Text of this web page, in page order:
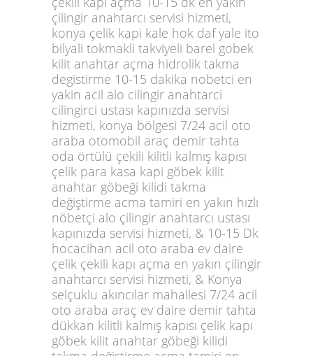
çilingir anahtarcı servisi hizmeti,
konya çelik kapi kale hok daf yale ito
bilyali tokmakli takviyeli barel gobek
kilit anahtar açma hidrolik takma
degistirme 10-15 dakika nobetci en
yakin acil alo cilingir anahtarci
cilingirci ustası kapınızda servisi
hizmeti, konya bölgesi 7/24 acil oto
araba otomobil araç demir tahta
oda örtülü çekili kilitli kalmış kapısı
çelik para kasa kapi göbek kilit
anahtar göbeği kilidi takma
değiştirme acma tamiri en yakın hızlı
nöbetçi alo çilingir anahtarcı ustası
kapınızda servisi hizmeti, & 10-15 Dk
hocacihan acil oto araba ev daire
çelik çekili kapı açma en yakın çilingir
anahtarcı servisi hizmeti, & Konya
selçuklu akıncılar mahallesi 7/24 acil
oto araba araç ev daire demir tahta
dükkan kilitli kalmış kapısı çelik kapı
göbek kilit anahtar göbeği kilidi